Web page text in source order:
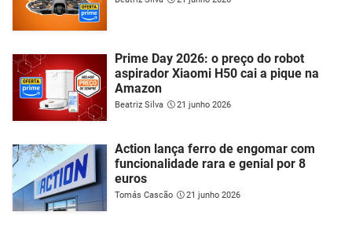
Prime Day 2026: o preço do robot
aspirador Xiaomi H50 cai a pique na
Amazon
Beatriz Silva 21 junho 2026
Action lança ferro de engomar com
funcionalidade rara e genial por 8
euros
Tomás Cascão 21 junho 2026